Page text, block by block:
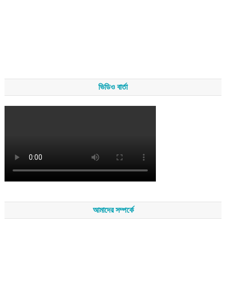
ভিডিও বার্তা
আমাদের সম্পর্কে